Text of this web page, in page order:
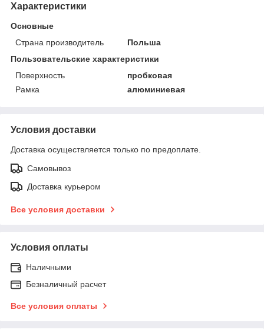
Характеристики
Основные
Страна производитель
Польша
Пользовательские характеристики
Поверхность
пробковая
Рамка
алюминиевая
Условия доставки
Доставка осуществляется только по предоплате.
Самовывоз
Доставка курьером
Все условия доставки
Условия оплаты
Наличными
Безналичный расчет
Все условия оплаты